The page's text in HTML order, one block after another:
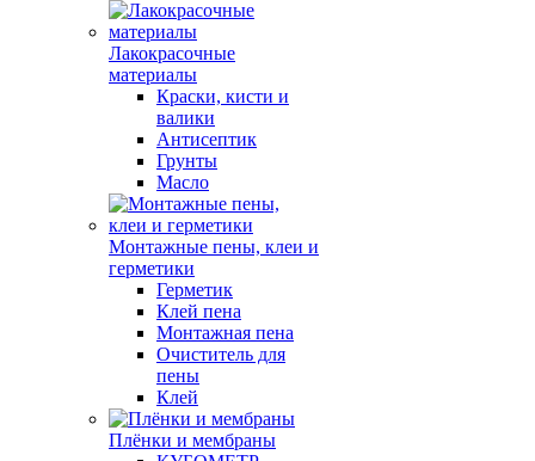
Лакокрасочные
материалы
Краски, кисти и
валики
Антисептик
Грунты
Масло
Монтажные пены, клеи и
герметики
Герметик
Клей пена
Монтажная пена
Очиститель для
пены
Клей
Плёнки и мембраны